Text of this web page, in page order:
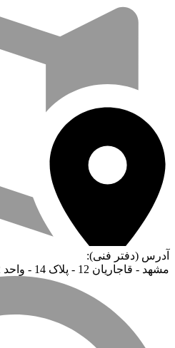
آدرس (دفتر فنی):
مشهد - قاجاریان 12 - پلاک 14 - واحد 2